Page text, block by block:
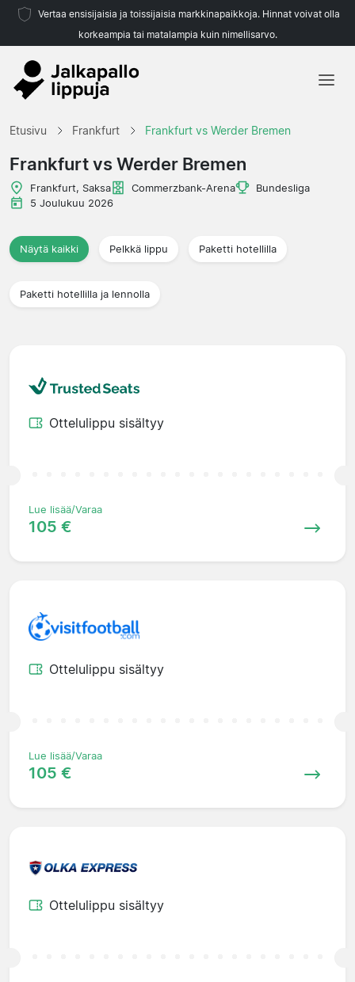
Vertaa ensisijaisia ja toissijaisia markkinapaikkoja. Hinnat voivat olla
korkeampia tai matalampia kuin nimellisarvo.
Etusivu Frankfurt Frankfurt vs Werder Bremen
Frankfurt vs Werder Bremen
Frankfurt, Saksa Commerzbank-Arena
Bundesliga
5 Joulukuu 2026
Näytä kaikki Pelkkä lippu Paketti hotellilla
Paketti hotellilla ja lennolla
Ottelulippu sisältyy
Lue lisää/Varaa
105 €
Ottelulippu sisältyy
Lue lisää/Varaa
105 €
Ottelulippu sisältyy